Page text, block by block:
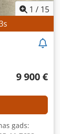
1 / 15
s
9 900 €
gads: